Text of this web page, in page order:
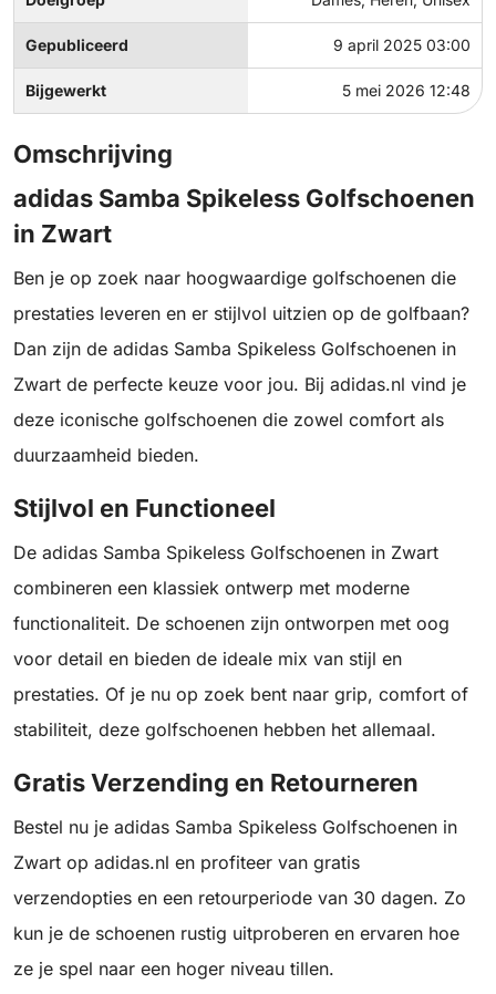
Gepubliceerd 9 april 2025 03:00
Bijgewerkt 5 mei 2026 12:48
Omschrijving
adidas Samba Spikeless Golfschoenen
in Zwart
Ben je op zoek naar hoogwaardige golfschoenen die
prestaties leveren en er stijlvol uitzien op de golfbaan?
Dan zijn de adidas Samba Spikeless Golfschoenen in
Zwart de perfecte keuze voor jou. Bij adidas.nl vind je
deze iconische golfschoenen die zowel comfort als
duurzaamheid bieden.
Stijlvol en Functioneel
De adidas Samba Spikeless Golfschoenen in Zwart
combineren een klassiek ontwerp met moderne
functionaliteit. De schoenen zijn ontworpen met oog
voor detail en bieden de ideale mix van stijl en
prestaties. Of je nu op zoek bent naar grip, comfort of
stabiliteit, deze golfschoenen hebben het allemaal.
Gratis Verzending en Retourneren
Bestel nu je adidas Samba Spikeless Golfschoenen in
Zwart op adidas.nl en profiteer van gratis
verzendopties en een retourperiode van 30 dagen. Zo
kun je de schoenen rustig uitproberen en ervaren hoe
ze je spel naar een hoger niveau tillen.